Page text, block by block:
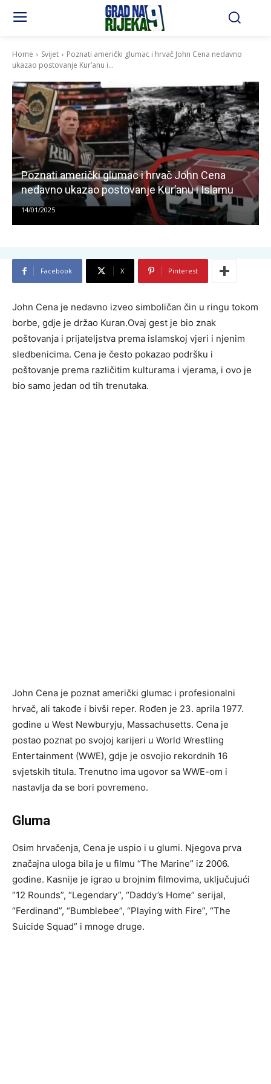
Home Svijet
Poznati američki glumac i hrvač John Cena nedavno
ukazao postovanje Kur’anu i...
Poznati američki glumac i hrvač John Cena
nedavno ukazao postovanje Kur’anu i Islamu
14/01/2025
Facebook X Pinterest
John Cena je nedavno izveo simboličan čin u ringu tokom
borbe, gdje je držao Kuran.Ovaj gest je bio znak
poštovanja i prijateljstva prema islamskoj vjeri i njenim
sledbenicima. Cena je često pokazao podršku i
poštovanje prema različitim kulturama i vjerama, i ovo je
bio samo jedan od tih trenutaka.
John Cena je poznat američki glumac i profesionalni
hrvač, ali takođe i bivši reper. Rođen je 23. aprila 1977.
godine u West Newburyju, Massachusetts. Cena je
postao poznat po svojoj karijeri u World Wrestling
Entertainment (WWE), gdje je osvojio rekordnih 16
svjetskih titula. Trenutno ima ugovor sa WWE-om i
nastavlja da se bori povremeno.
Gluma
Osim hrvačenja, Cena je uspio i u glumi. Njegova prva
značajna uloga bila je u filmu “The Marine” iz 2006.
godine. Kasnije je igrao u brojnim filmovima, uključujući
“12 Rounds”, “Legendary”, “Daddy’s Home” serijal,
“Ferdinand”, “Bumblebee”, “Playing with Fire”, “The
Suicide Squad” i mnoge druge.